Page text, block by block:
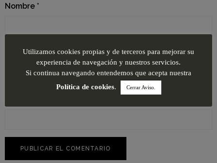
Nombre *
Correo electrónico*
Utilizamos cookies propias y de terceros para mejorar su
experiencia de navegación y nuestros servicios.
Si continua navegando entendemos que acepta nuestra
Política de cookies. Cerrar Aviso.